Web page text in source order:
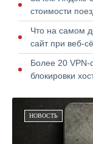
стоимости
Что на самом
сайт при веб-
Более 20 VPN-
блокировки
НОВОСТЬ